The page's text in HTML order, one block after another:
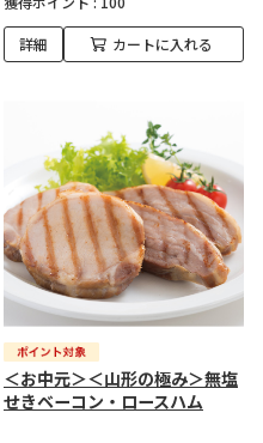
詳細 カートに入れる
＜お中元＞＜山形の極み＞無塩
せきベーコン・ロースハム